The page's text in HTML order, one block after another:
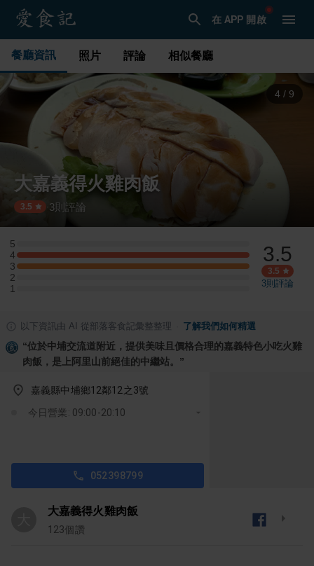
在 APP 開啟
餐廳資訊 照片 評論 相似餐廳
4 / 9
大嘉義得火雞肉飯
3.5 3則評論
5
5 星：0 則評論
4
4 星：1 則評論
3
3 星：1 則評論
2
2 星：0 則評論
1
1 星：0 則評論
3.5
3.5
3則評論
以下資訊由 AI 從部落客食記彙整整理 了解我們如何精選
“位於中埔交流道附近，提供美味且價格合理的嘉義特色小吃火雞
肉飯，是上阿里山前絕佳的中繼站。 ”
嘉義縣中埔鄉12鄰12之3號
今日營業: 09:00-20:10
052398799
大嘉義得火雞肉飯
123個讚